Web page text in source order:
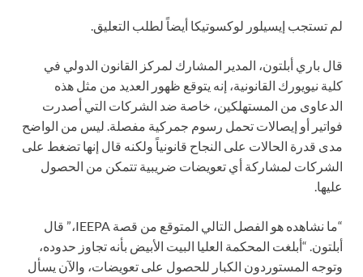
لم تستجب إيسيلور لوكسوتيكا أيضاً لطلب التعليق.
قال باري أبلتون، المدير المشارك لمركز القانون الدولي في
كلية نيويورك القانونية، إنه يتوقع ظهور العديد من مثل هذه
الدعاوى من المستهلكين، خاصة ضد الشركات التي أصدرت
فواتير أو إيصالات تحمل رسوم جمركية مفصلة. ليس من الواضح
مدى قدرة الحالات على النجاح قانونياً ولكنه قال إنها تضغط على
الشركات لمشاركة أي تعويضات ضريبية تتمكن من الحصول
عليها.
“ما نشاهده هو الفصل التالي المتوقع من قصة IEEPA،” قال
أبلتون. “أبلغت المحكمة العليا البيت الأبيض بأنه تجاوز حدوده،
وتوجه المستوردون الكبار للحصول على تعويضات، والآن يسأل